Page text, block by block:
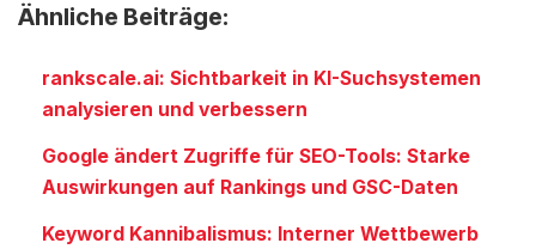
Ähnliche Beiträge:
rankscale.ai: Sichtbarkeit in KI-Suchsystemen
analysieren und verbessern
Google ändert Zugriffe für SEO-Tools: Starke
Auswirkungen auf Rankings und GSC-Daten
Keyword Kannibalismus: Interner Wettbewerb